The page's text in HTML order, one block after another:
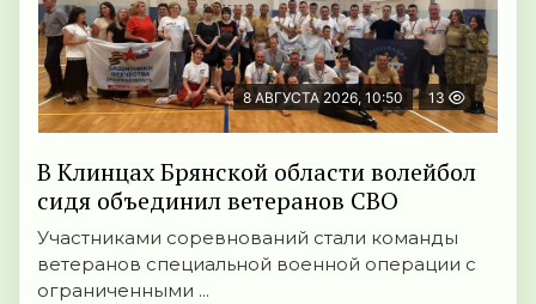
8 АВГУСТА 2026, 10:50 13
В Клинцах Брянской области волейбол
сидя объединил ветеранов СВО
Участниками соревнований стали команды
ветеранов специальной военной операции с
ограниченными ...